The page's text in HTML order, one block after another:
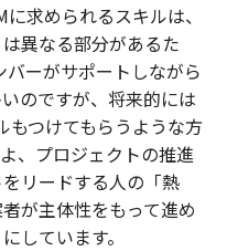
求められるスキルは、
異なる部分があるた
ーがサポートしながら
のですが、将来的には
もつけてもらうような方
、プロジェクトの推進
リードする人の「熱
が主体性をもって進め
しています。